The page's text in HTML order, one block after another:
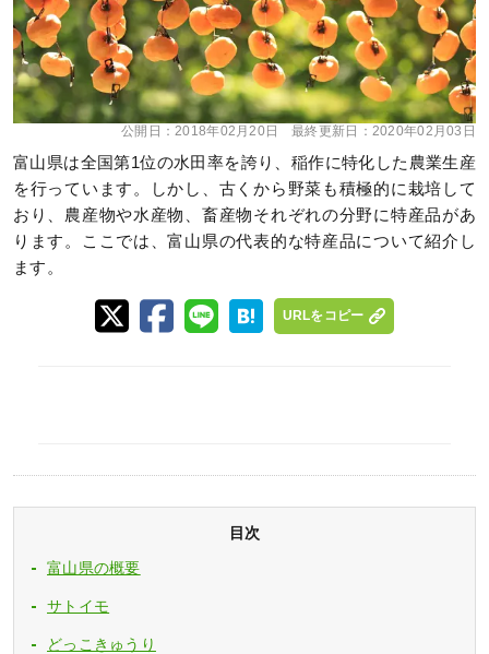
公開日：2018年02月20日 最終更新日： 2020年02月03日
富山県は全国第1位の水田率を誇り、稲作に特化した農業生産
を行っています。しかし、古くから野菜も積極的に栽培して
おり、農産物や水産物、畜産物それぞれの分野に特産品があ
ります。ここでは、富山県の代表的な特産品について紹介し
ます。
URLをコピー
目次
富山県の概要
サトイモ
どっこきゅうり